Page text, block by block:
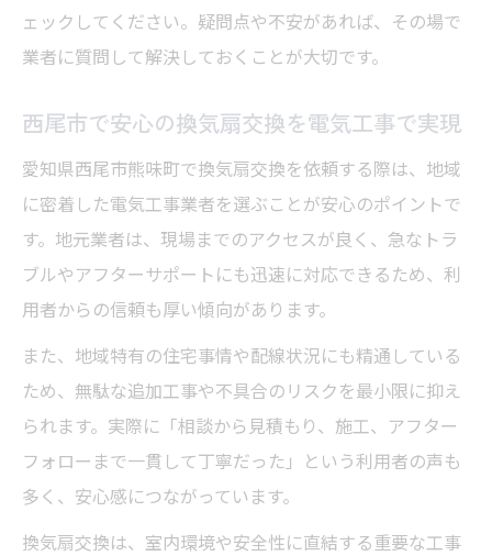
ェックしてください。疑問点や不安があれば、その場で
業者に質問して解決しておくことが大切です。
西尾市で安心の換気扇交換を電気工事で実現
愛知県西尾市熊味町で換気扇交換を依頼する際は、地域
に密着した電気工事業者を選ぶことが安心のポイントで
す。地元業者は、現場までのアクセスが良く、急なトラ
ブルやアフターサポートにも迅速に対応できるため、利
用者からの信頼も厚い傾向があります。
また、地域特有の住宅事情や配線状況にも精通している
ため、無駄な追加工事や不具合のリスクを最小限に抑え
られます。実際に「相談から見積もり、施工、アフター
フォローまで一貫して丁寧だった」という利用者の声も
多く、安心感につながっています。
換気扇交換は、室内環境や安全性に直結する重要な工事